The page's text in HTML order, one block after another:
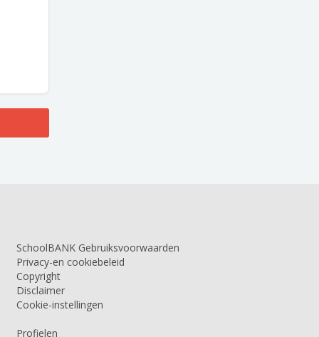
SchoolBANK Gebruiksvoorwaarden
Privacy-en cookiebeleid
Copyright
Disclaimer
Cookie-instellingen
Profielen